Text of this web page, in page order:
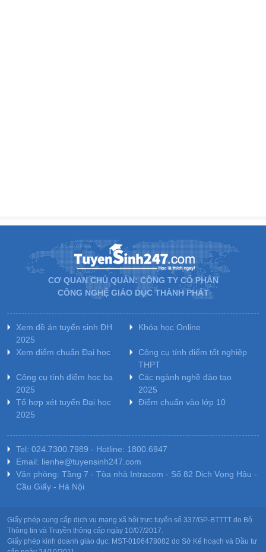
CƠ QUAN CHỦ QUẢN: CÔNG TY CỔ PHẦN
CÔNG NGHỆ GIÁO DỤC THÀNH PHÁT
Xem đề án tuyển sinh ĐH
2025
Khóa học Online
Xem điểm chuẩn Đại học
Công cụ tính điểm tốt nghiệp
THPT
Công cụ tính điểm học bạ
2025
Các ngành nghề đào tạo
2025
Tổ hợp xét tuyển Đại học
2025
Điểm chuẩn vào lớp 10
Tel: 024.7300.7989 - Hotline: 1800.6947
Email: lienhe@tuyensinh247.com
Văn phòng: Tầng 7 - Tòa nhà Intracom - Số 82 Dịch Vọng Hậu -
Cầu Giấy - Hà Nội
Giấy phép cung cấp dịch vụ mạng xã hội trực tuyến số 337/GP-BTTTT do Bộ
Thông tin và Truyền thông cấp ngày 10/07/2017.
Giấy phép kinh doanh giáo dục: MST-0106478082 do Sở Kế hoạch và Đầu tư